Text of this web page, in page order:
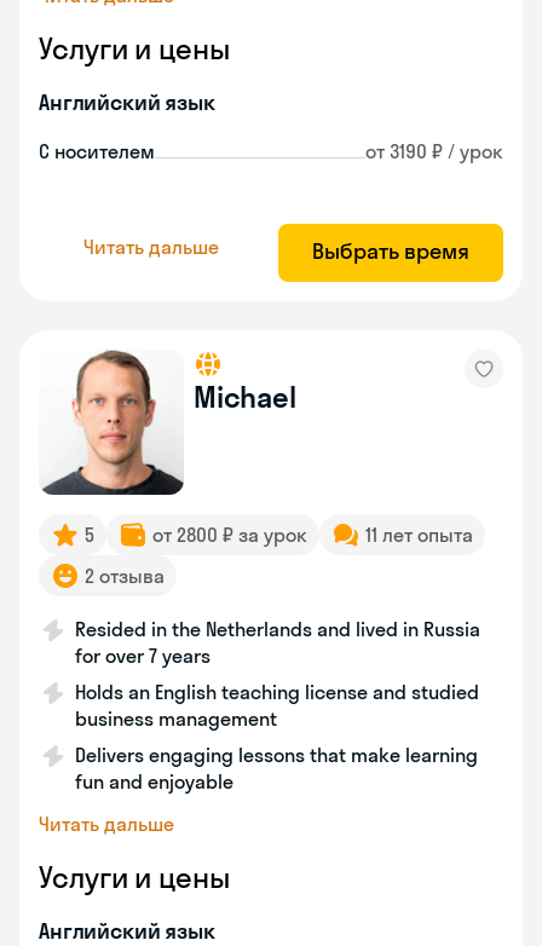
Услуги и цены
Английский язык
С носителем от 3190 ₽ / урок
Читать дальше Выбрать время
Michael
5 от 2800 ₽ за урок
11 лет опыта
2 отзыва
Resided in the Netherlands and lived in Russia
for over 7 years
Holds an English teaching license and studied
business management
Delivers engaging lessons that make learning
fun and enjoyable
Читать дальше
Услуги и цены
Английский язык